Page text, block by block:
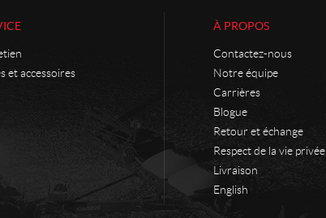
et accessoires
À PROPOS
Contactez-nous
Notre équipe
Carrières
Blogue
Retour et échange
Respect de la vie privée
Livraison
English